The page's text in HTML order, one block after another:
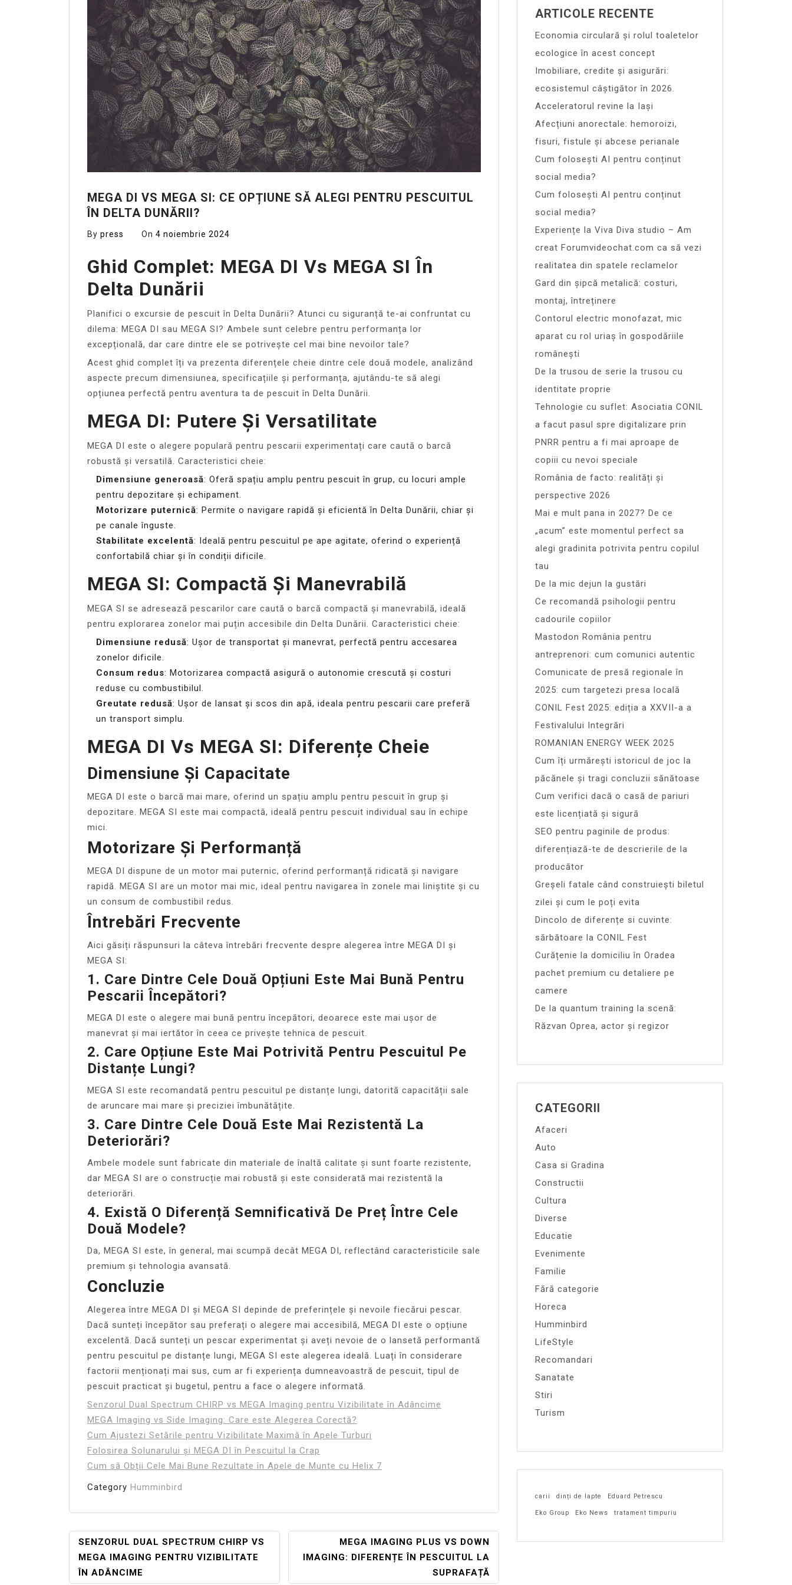
MEGA DI VS MEGA SI: CE OPȚIUNE SĂ ALEGI PENTRU PESCUITUL
ÎN DELTA DUNĂRII?
By press On 4 noiembrie 2024
Ghid Complet: MEGA DI Vs MEGA SI În
Delta Dunării
Planifici o excursie de pescuit în Delta Dunării? Atunci cu siguranță te-ai confruntat cu
dilema: MEGA DI sau MEGA SI? Ambele sunt celebre pentru performanța lor
excepțională, dar care dintre ele se potrivește cel mai bine nevoilor tale?
Acest ghid complet îți va prezenta diferențele cheie dintre cele două modele, analizând
aspecte precum dimensiunea, specificațiile și performanța, ajutându-te să alegi
opțiunea perfectă pentru aventura ta de pescuit în Delta Dunării.
MEGA DI: Putere Și Versatilitate
MEGA DI este o alegere populară pentru pescarii experimentați care caută o barcă
robustă și versatilă. Caracteristici cheie:
Dimensiune generoasă: Oferă spațiu amplu pentru pescuit în grup, cu locuri ample
pentru depozitare și echipament.
Motorizare puternică: Permite o navigare rapidă și eficientă în Delta Dunării, chiar și
pe canale înguste.
Stabilitate excelentă: Ideală pentru pescuitul pe ape agitate, oferind o experiență
confortabilă chiar și în condiții dificile.
MEGA SI: Compactă Și Manevrabilă
MEGA SI se adresează pescarilor care caută o barcă compactă și manevrabilă, ideală
pentru explorarea zonelor mai puțin accesibile din Delta Dunării. Caracteristici cheie:
Dimensiune redusă: Ușor de transportat și manevrat, perfectă pentru accesarea
zonelor dificile.
Consum redus: Motorizarea compactă asigură o autonomie crescută și costuri
reduse cu combustibilul.
Greutate redusă: Ușor de lansat și scos din apă, ideala pentru pescarii care preferă
un transport simplu.
MEGA DI Vs MEGA SI: Diferențe Cheie
Dimensiune Și Capacitate
MEGA DI este o barcă mai mare, oferind un spațiu amplu pentru pescuit în grup și
depozitare. MEGA SI este mai compactă, ideală pentru pescuit individual sau în echipe
mici.
Motorizare Și Performanță
MEGA DI dispune de un motor mai puternic, oferind performanță ridicată și navigare
rapidă. MEGA SI are un motor mai mic, ideal pentru navigarea în zonele mai liniștite și cu
un consum de combustibil redus.
Întrebări Frecvente
Aici găsiți răspunsuri la câteva întrebări frecvente despre alegerea între MEGA DI și
MEGA SI:
1. Care Dintre Cele Două Opțiuni Este Mai Bună Pentru
Pescarii Începători?
MEGA DI este o alegere mai bună pentru începători, deoarece este mai ușor de
manevrat și mai iertător în ceea ce privește tehnica de pescuit.
2. Care Opțiune Este Mai Potrivită Pentru Pescuitul Pe
Distanțe Lungi?
MEGA SI este recomandată pentru pescuitul pe distanțe lungi, datorită capacității sale
de aruncare mai mare și preciziei îmbunătățite.
3. Care Dintre Cele Două Este Mai Rezistentă La
Deteriorări?
Ambele modele sunt fabricate din materiale de înaltă calitate și sunt foarte rezistente,
dar MEGA SI are o construcție mai robustă și este considerată mai rezistentă la
deteriorări.
4. Există O Diferență Semnificativă De Preț Între Cele
Două Modele?
Da, MEGA SI este, în general, mai scumpă decât MEGA DI, reflectând caracteristicile sale
premium și tehnologia avansată.
Concluzie
Alegerea între MEGA DI și MEGA SI depinde de preferințele și nevoile fiecărui pescar.
Dacă sunteți începător sau preferați o alegere mai accesibilă, MEGA DI este o opțiune
excelentă. Dacă sunteți un pescar experimentat și aveți nevoie de o lansetă performantă
pentru pescuitul pe distanțe lungi, MEGA SI este alegerea ideală. Luați în considerare
factorii menționați mai sus, cum ar fi experiența dumneavoastră de pescuit, tipul de
pescuit practicat și bugetul, pentru a face o alegere informată.
Senzorul Dual Spectrum CHIRP vs MEGA Imaging pentru Vizibilitate în Adâncime
MEGA Imaging vs Side Imaging: Care este Alegerea Corectă?
Cum Ajustezi Setările pentru Vizibilitate Maximă în Apele Turburi
Folosirea Solunarului și MEGA DI în Pescuitul la Crap
Cum să Obții Cele Mai Bune Rezultate în Apele de Munte cu Helix 7
Category Humminbird
Navigare
În
SENZORUL DUAL SPECTRUM CHIRP VS
MEGA IMAGING PENTRU VIZIBILITATE
ÎN ADÂNCIME
MEGA IMAGING PLUS VS DOWN
IMAGING: DIFERENȚE ÎN PESCUITUL LA
SUPRAFAȚĂ
ARTICOLE RECENTE
Economia circulară și rolul toaletelor
ecologice în acest concept
Imobiliare, credite și asigurări:
ecosistemul câștigător în 2026.
Acceleratorul revine la Iași
Afecțiuni anorectale: hemoroizi,
fisuri, fistule și abcese perianale
Cum folosești AI pentru conținut
social media?
Cum folosești AI pentru conținut
social media?
Experiențe la Viva Diva studio – Am
creat Forumvideochat.com ca să vezi
realitatea din spatele reclamelor
Gard din șipcă metalică: costuri,
montaj, întreținere
Contorul electric monofazat, mic
aparat cu rol uriaș în gospodăriile
românești
De la trusou de serie la trusou cu
identitate proprie
Tehnologie cu suflet: Asociatia CONIL
a facut pasul spre digitalizare prin
PNRR pentru a fi mai aproape de
copiii cu nevoi speciale
România de facto: realități și
perspective 2026
Mai e mult pana in 2027? De ce
„acum” este momentul perfect sa
alegi gradinita potrivita pentru copilul
tau
De la mic dejun la gustări
Ce recomandă psihologii pentru
cadourile copiilor
Mastodon România pentru
antreprenori: cum comunici autentic
Comunicate de presă regionale în
2025: cum targetezi presa locală
CONIL Fest 2025: ediția a XXVII-a a
Festivalului Integrări
ROMANIAN ENERGY WEEK 2025
Cum îți urmărești istoricul de joc la
păcănele și tragi concluzii sănătoase
Cum verifici dacă o casă de pariuri
este licențiată și sigură
SEO pentru paginile de produs:
diferențiază-te de descrierile de la
producător
Greșeli fatale când construiești biletul
zilei și cum le poți evita
Dincolo de diferențe si cuvinte:
sărbătoare la CONIL Fest
Curățenie la domiciliu în Oradea
pachet premium cu detaliere pe
camere
De la quantum training la scenă:
Răzvan Oprea, actor și regizor
CATEGORII
Afaceri
Auto
Casa si Gradina
Constructii
Cultura
Diverse
Educatie
Evenimente
Familie
Fără categorie
Horeca
Humminbird
LifeStyle
Recomandari
Sanatate
Stiri
Turism
carii dinți de lapte Eduard Petrescu
Eko Group Eko News tratament timpuriu